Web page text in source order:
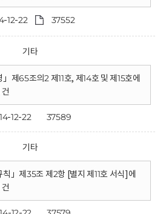
12-22 37552
기타
」제65조의2 제11호, 제14호 및 제15호에
12-22 37589
기타
칙」제35조 제2항 [별지 제11호 서식]에